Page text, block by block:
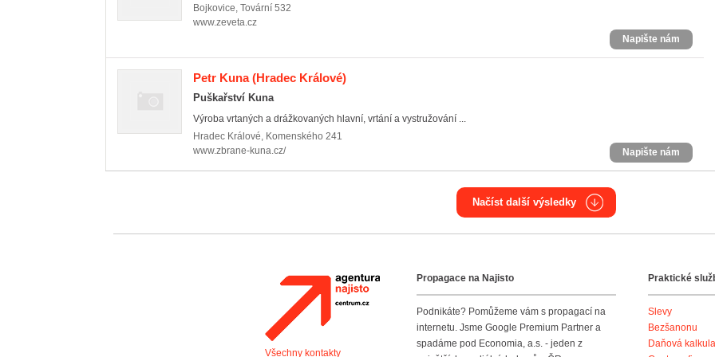
Bojkovice, Tovární 532
www.zeveta.cz
Napište nám
Petr Kuna(Hradec Králové)
Puškařství Kuna
Výroba vrtaných a drážkovaných hlavní, vrtání a vystružování ...
Hradec Králové, Komenského 241
www.zbrane-kuna.cz/
Napište nám
Načíst další výsledky
Agentura Najisto
Všechny kontakty
Propagace na Najisto
Podnikáte? Pomůžeme vám s propagací na
internetu. Jsme Google Premium Partner a
spadáme pod Economia, a.s. - jeden z
Praktické
Slevy
Bezšanonu
Daňová